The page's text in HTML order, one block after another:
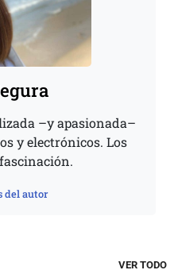
–y apasionada–
y electrónicos. Los
del autor
VER TODO